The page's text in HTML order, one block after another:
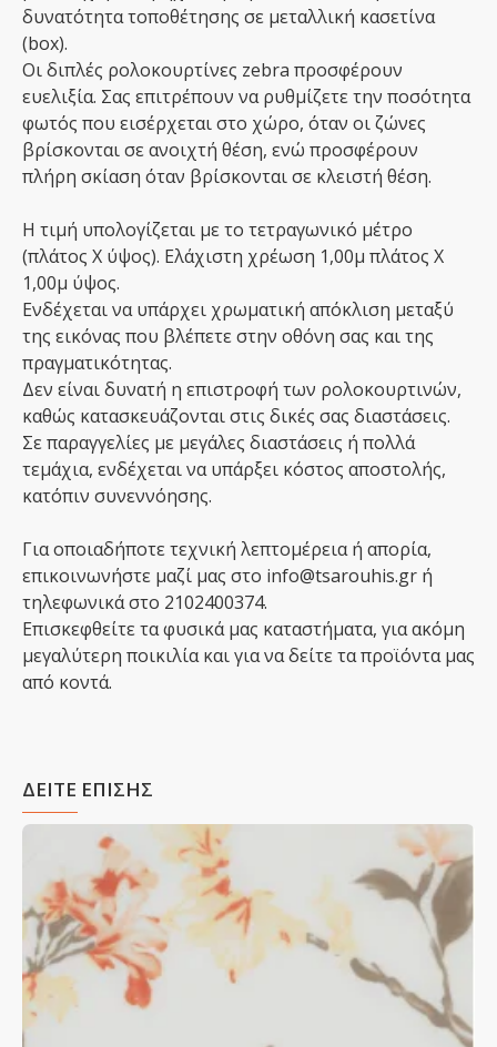
δυνατότητα τοποθέτησης σε μεταλλική κασετίνα
(box).
Οι διπλές ρολοκουρτίνες zebra προσφέρουν
ευελιξία. Σας επιτρέπουν να ρυθμίζετε την ποσότητα
φωτός που εισέρχεται στο χώρο, όταν οι ζώνες
βρίσκονται σε ανοιχτή θέση, ενώ προσφέρουν
πλήρη σκίαση όταν βρίσκονται σε κλειστή θέση.
Η τιμή υπολογίζεται με το τετραγωνικό μέτρο
(πλάτος Χ ύψος). Ελάχιστη χρέωση 1,00μ πλάτος Χ
1,00μ ύψος.
Ενδέχεται να υπάρχει χρωματική απόκλιση μεταξύ
της εικόνας που βλέπετε στην οθόνη σας και της
πραγματικότητας.
Δεν είναι δυνατή η επιστροφή των ρολοκουρτινών,
καθώς κατασκευάζονται στις δικές σας διαστάσεις.
Σε παραγγελίες με μεγάλες διαστάσεις ή πολλά
τεμάχια, ενδέχεται να υπάρξει κόστος αποστολής,
κατόπιν συνεννόησης.
Για οποιαδήποτε τεχνική λεπτομέρεια ή απορία,
επικοινωνήστε μαζί μας στο info@tsarouhis.gr ή
τηλεφωνικά στο 2102400374.
Επισκεφθείτε τα φυσικά μας καταστήματα, για ακόμη
μεγαλύτερη ποικιλία και για να δείτε τα προϊόντα μας
από κοντά.
ΔΕΙΤΕ ΕΠΙΣΗΣ